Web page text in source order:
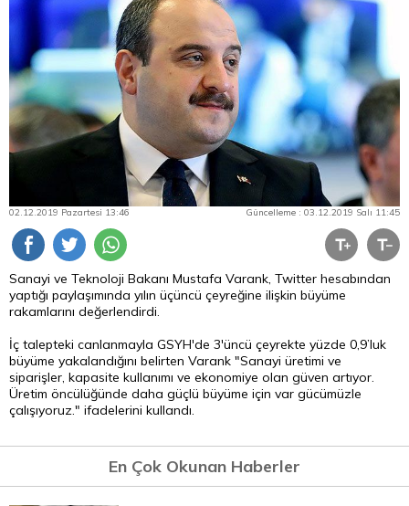
02.12.2019 Pazartesi 13:46 Güncelleme : 03.12.2019 Salı 11:45
Sanayi ve Teknoloji Bakanı Mustafa Varank, Twitter hesabından
yaptığı paylaşımında yılın üçüncü çeyreğine ilişkin büyüme
rakamlarını değerlendirdi.
İç talepteki canlanmayla GSYH'de 3'üncü çeyrekte yüzde 0,9’luk
büyüme yakalandığını belirten Varank "Sanayi üretimi ve
siparişler, kapasite kullanımı ve ekonomiye olan güven artıyor.
Üretim öncülüğünde daha güçlü büyüme için var gücümüzle
çalışıyoruz." ifadelerini kullandı.
En Çok Okunan Haberler